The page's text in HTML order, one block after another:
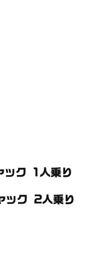
ク 1人乗り
ク 2人乗り